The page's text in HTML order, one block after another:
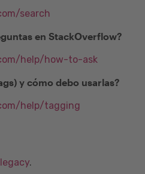
search
en StackOverflow?
help/how-to-ask
y cómo debo usarlas?
help/tagging
.